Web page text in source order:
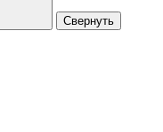
Свернуть